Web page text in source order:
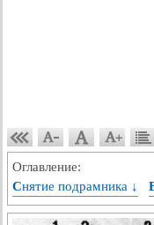
Оглавление:
Снятие подрамника ↓